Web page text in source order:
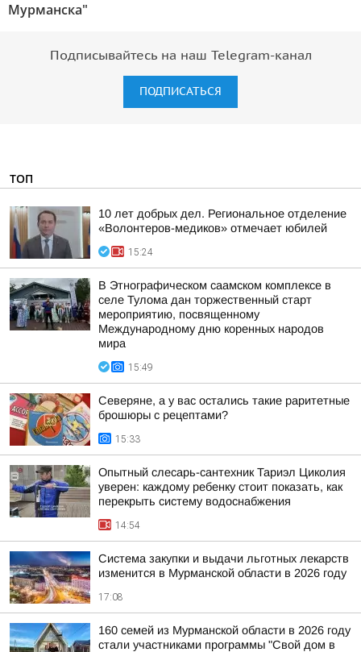
Мурманска"
Подписывайтесь на наш Telegram-канал
ПОДПИСАТЬСЯ
ТОП
10 лет добрых дел. Региональное отделение
«Волонтеров-медиков» отмечает юбилей
15:24
В Этнографическом саамском комплексе в
селе Тулома дан торжественный старт
мероприятию, посвященному
Международному дню коренных народов
мира
15:49
Северяне, а у вас остались такие раритетные
брошюры с рецептами?
15:33
Опытный слесарь-сантехник Тариэл Циколия
уверен: каждому ребенку стоит показать, как
перекрыть систему водоснабжения
14:54
Система закупки и выдачи льготных лекарств
изменится в Мурманской области в 2026 году
17:08
160 семей из Мурманской области в 2026 году
стали участниками программы "Свой дом в